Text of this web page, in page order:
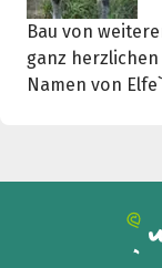
Bau von
ganz
Namen von